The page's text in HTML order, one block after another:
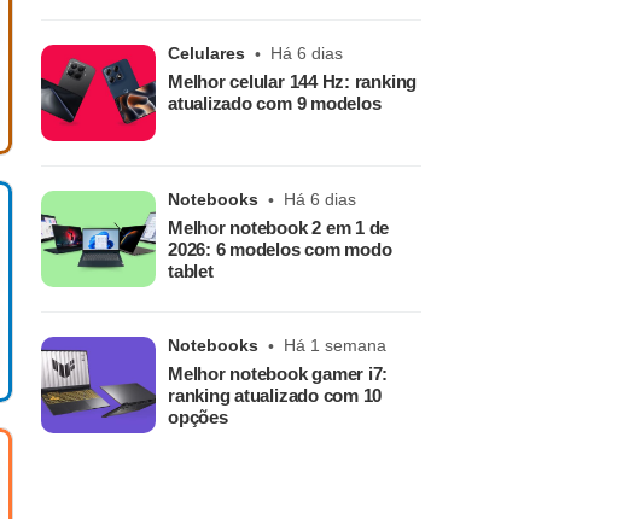
Celulares Há 6 dias
Melhor celular 144 Hz: ranking
atualizado com 9 modelos
Notebooks Há 6 dias
Melhor notebook 2 em 1 de
2026: 6 modelos com modo
tablet
Notebooks Há 1 semana
Melhor notebook gamer i7:
ranking atualizado com 10
opções